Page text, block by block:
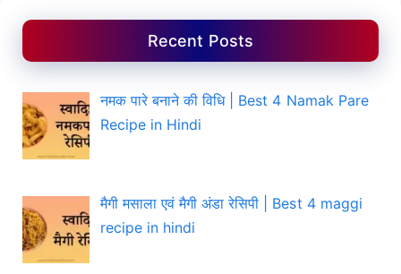
Recent Posts
नमक पारे बनाने की विधि | Best 4 Namak Pare
Recipe in Hindi
मैगी मसाला एवं मैगी अंडा रेसिपी | Best 4 maggi
recipe in hindi